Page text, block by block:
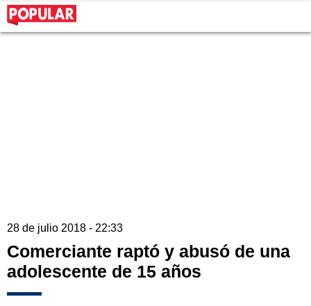
28 de julio 2018 - 22:33
Comerciante raptó y abusó de una
adolescente de 15 años